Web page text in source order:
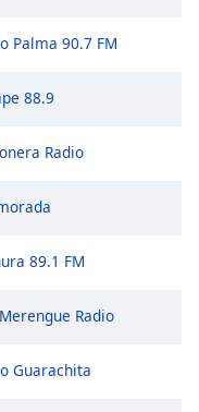
Palma 90.7 FM
88.9
Radio
89.1 FM
Radio
Guarachita